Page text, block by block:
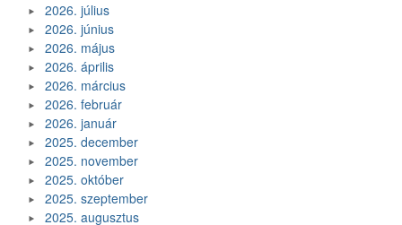
2026. július
2026. június
2026. május
2026. április
2026. március
2026. február
2026. január
2025. december
2025. november
2025. október
2025. szeptember
2025. augusztus